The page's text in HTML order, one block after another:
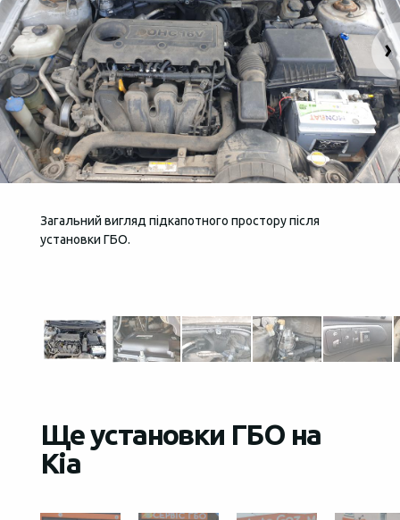
Загальний вигляд підкапотного простору після
установки ГБО.
Ще установки ГБО на
Kia